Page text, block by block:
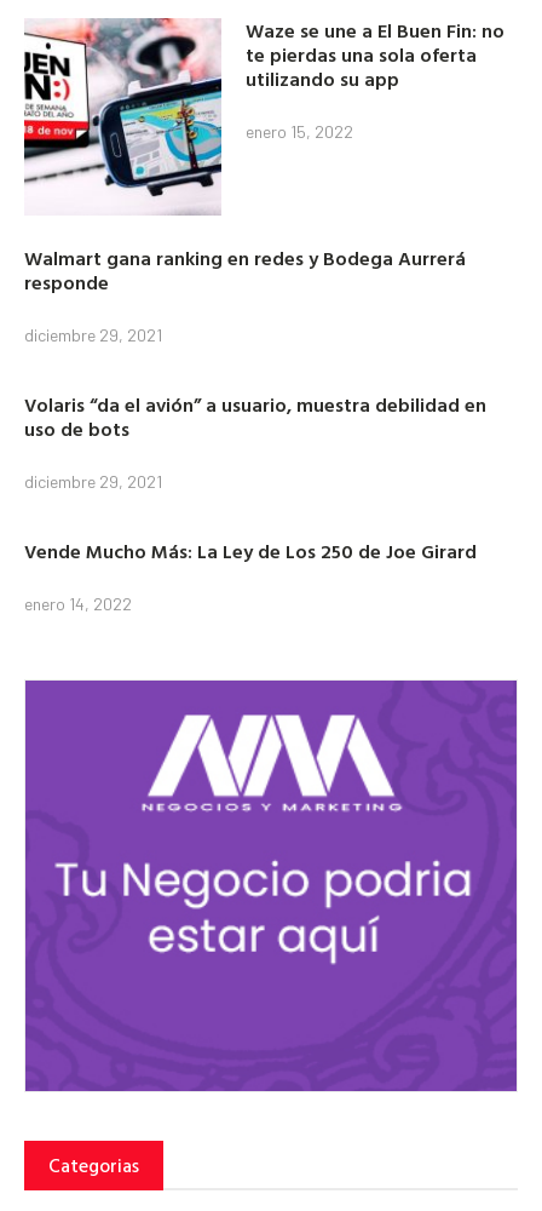
Waze se une a El Buen Fin: no
te pierdas una sola oferta
utilizando su app
enero 15, 2022
Walmart gana ranking en redes y Bodega Aurrerá
responde
diciembre 29, 2021
Volaris “da el avión” a usuario, muestra debilidad en
uso de bots
diciembre 29, 2021
Vende Mucho Más: La Ley de Los 250 de Joe Girard
enero 14, 2022
Categorias